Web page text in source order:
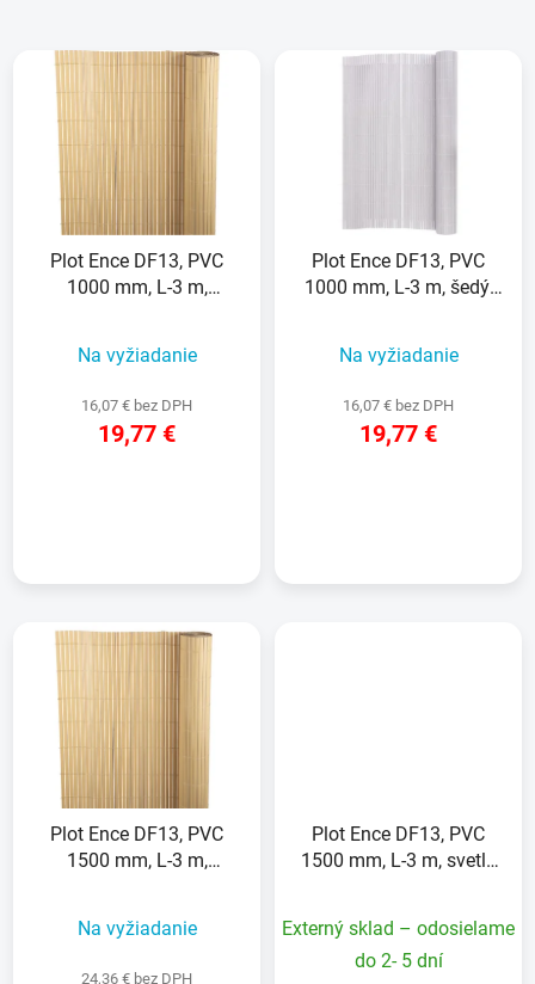
Plot Ence DF13, PVC
1000 mm, L-3 m,
Na vyžiadanie
16,07 € bez DPH
19,77 €
Plot Ence DF13, PVC
1000 mm, L-3 m, šedý,
Na vyžiadanie
16,07 € bez DPH
19,77 €
Plot Ence DF13, PVC
1500 mm, L-3 m,
Na vyžiadanie
24,36 € bez DPH
Plot Ence DF13, PVC
1500 mm, L-3 m, svetlá
Externý sklad – odosielame
do 2- 5 dní